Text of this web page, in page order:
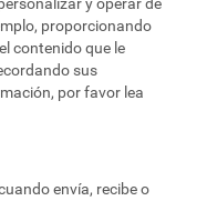
proporcionando
contenido que le
sus
por favor lea
envía, recibe o